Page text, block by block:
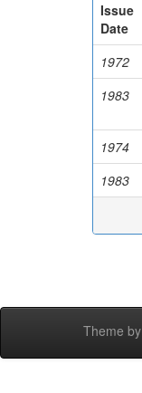
Issue
Date
1972
1983
1974
1983
Theme by